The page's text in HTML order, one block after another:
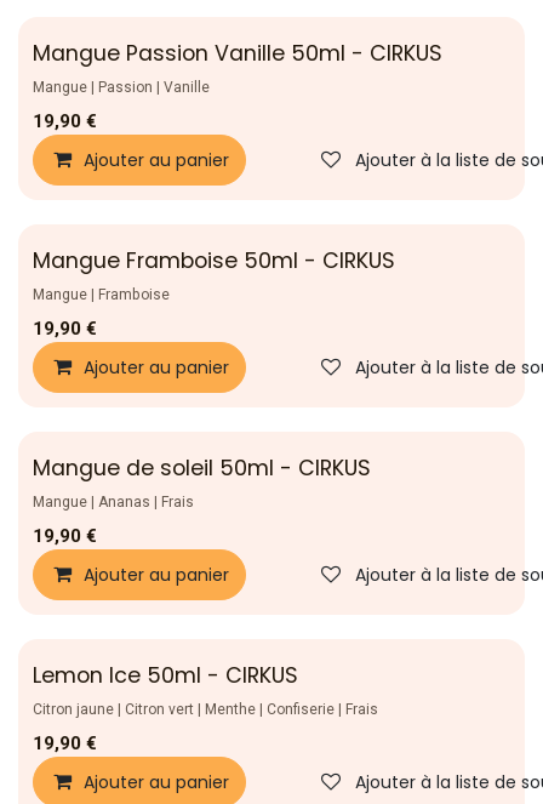
Nouveau !
Mangue Passion Vanille 50ml - CIRKUS
Mangue | Passion | Vanille
19,90 €
Ajouter au panier Ajouter à la liste de
Nouveau !
Mangue Framboise 50ml - CIRKUS
Mangue | Framboise
19,90 €
Ajouter au panier Ajouter à la liste de
Nouveau !
Mangue de soleil 50ml - CIRKUS
Mangue | Ananas | Frais
19,90 €
Ajouter au panier Ajouter à la liste de
Nouveau !
Lemon Ice 50ml - CIRKUS
Citron jaune | Citron vert | Menthe | Confiserie | Frais
19,90 €
Ajouter au panier Ajouter à la liste de